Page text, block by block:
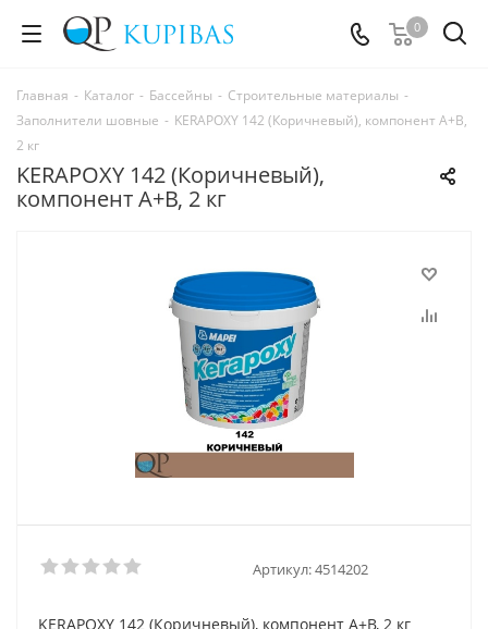
0
Главная - Каталог - Бассейны - Строительные материалы -
Заполнители шовные - KERAPOXY 142 (Коричневый), компонент А+В,
2 кг
KERAPOXY 142 (Коричневый),
компонент А+В, 2 кг
Артикул:4514202
KERAPOXY 142 (Коричневый), компонент А+В, 2 кг